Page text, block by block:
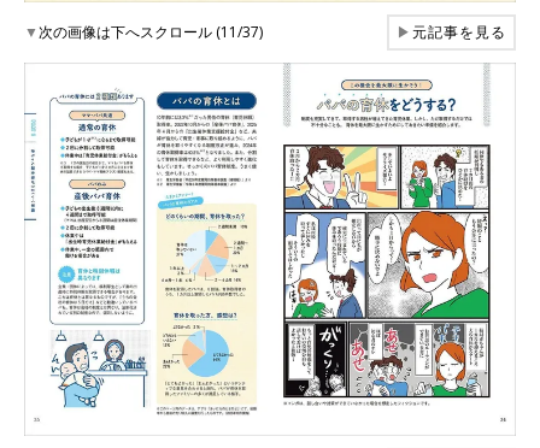
▼次の画像は下へスクロール (11/37) ▶元記事を見る